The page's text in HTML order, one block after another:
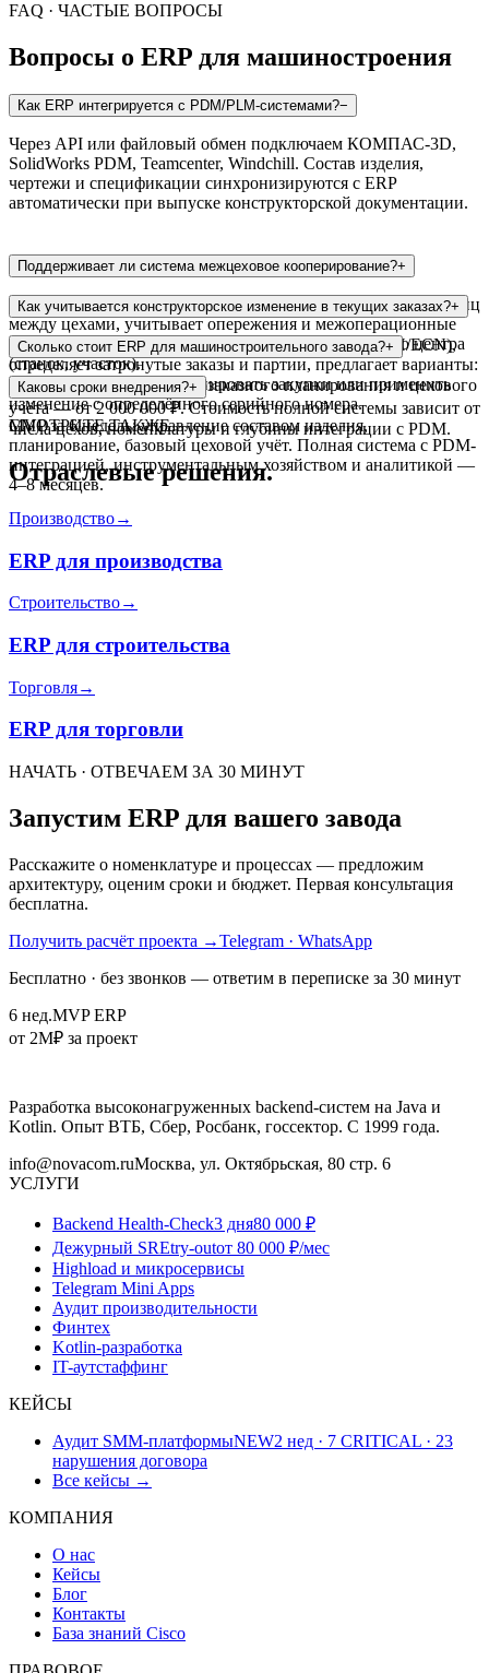
FAQ · ЧАСТЫЕ ВОПРОСЫ
Вопросы о ERP для машиностроения
Как ERP интегрируется с PDM/PLM-системами?−
Через API или файловый обмен подключаем КОМПАС-3D,
SolidWorks PDM, Teamcenter, Windchill. Состав изделия,
чертежи и спецификации синхронизируются с ERP
автоматически при выпуске конструкторской документации.
Поддерживает ли система межцеховое кооперирование?+
Да, система планирует движение деталей и сборочных единиц
между цехами, учитывает опережения и межоперационные
заделы. Диспетчеризация ведётся на уровне рабочего центра
(станок, участок).
Как учитывается конструкторское изменение в текущих заказах?+
Система отслеживает извещения об изменениях (ИИ/ECN),
определяет затронутые заказы и партии, предлагает варианты:
доработать НЗП, перепланировать закупки или применить
изменение с определённого серийного номера.
Сколько стоит ERP для машиностроительного завода?+
MVP с модулями BOM, позаказного планирования и цехового
учёта — от 2 000 000 ₽. Стоимость полной системы зависит от
числа цехов, номенклатуры и глубины интеграции с PDM.
Каковы сроки внедрения?+
MVP за 6 недель: управление составом изделия,
планирование, базовый цеховой учёт. Полная система с PDM-
интеграцией, инструментальным хозяйством и аналитикой —
4–8 месяцев.
СМОТРИТЕ ТАКЖЕ
Отраслевые решения.
Производство→
ERP для производства
Строительство→
ERP для строительства
Торговля→
ERP для торговли
НАЧАТЬ · ОТВЕЧАЕМ ЗА 30 МИНУТ
Запустим ERP для вашего завода
Расскажите о номенклатуре и процессах — предложим
архитектуру, оценим сроки и бюджет. Первая консультация
бесплатна.
Получить расчёт проекта →Telegram · WhatsApp
Бесплатно · без звонков — ответим в переписке за 30 минут
6 нед.MVP ERP
от 2M₽ за проект
Разработка высоконагруженных backend-систем на Java и
Kotlin. Опыт ВТБ, Сбер, Росбанк, госсектор. С 1999 года.
info@novacom.ruМосква, ул. Октябрьская, 80 стр. 6
УСЛУГИ
Backend Health-Check3 дня80 000 ₽
Дежурный SREtry-outот 80 000 ₽/мес
Highload и микросервисы
Telegram Mini Apps
Аудит производительности
Финтех
Kotlin-разработка
IT-аутстаффинг
КЕЙСЫ
Аудит SMM-платформыNEW2 нед · 7 CRITICAL · 23
нарушения договора
Все кейсы →
КОМПАНИЯ
О нас
Кейсы
Блог
Контакты
База знаний Cisco